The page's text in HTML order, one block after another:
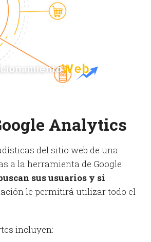
Analytics
del sitio web de una
a la herramienta de Google
sus usuarios y si
le permitirá utilizar todo el
incluyen: